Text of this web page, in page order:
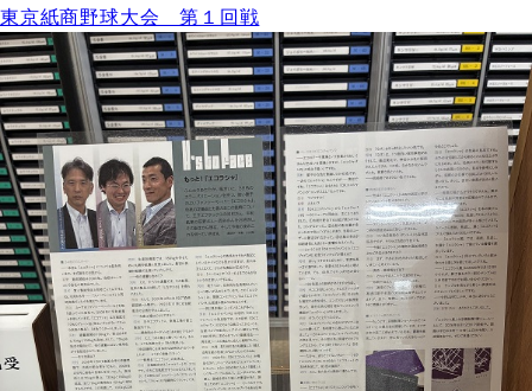
東京紙商野球大会 第１回戦